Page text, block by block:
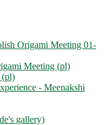
Origami Meeting 01-
Meeting (pl)
(pl)
- Meenakshi
gallery)